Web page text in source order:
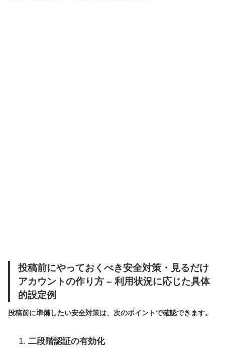
投稿前にやっておくべき安全対策・見るだけ
アカウントの作り方 – 利用状況に応じた具体
的設定例
投稿前に準備したい安全対策は、次のポイントで確認できます。
二段階認証の有効化